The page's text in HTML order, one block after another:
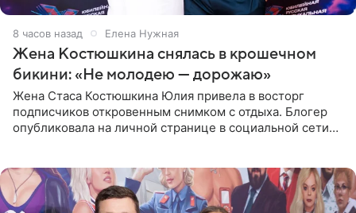
8 часов назад Елена Нужная
Жена Костюшкина снялась в крошечном
бикини: «Не молодею — дорожаю»
Жена Стаса Костюшкина Юлия привела в восторг
подписчиков откровенным снимком с отдыха. Блогер
опубликовала на личной странице в социальной сети